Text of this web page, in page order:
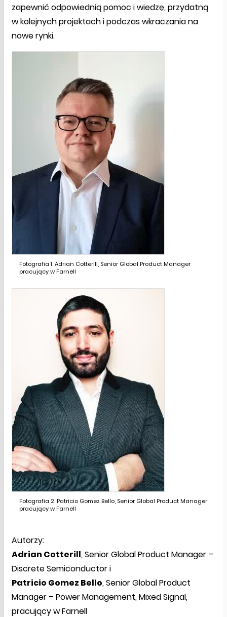
zapewnić odpowiednią pomoc i wiedzę, przydatną
w kolejnych projektach i podczas wkraczania na
nowe rynki.
Fotografia 1. Adrian Cotterill, Senior Global Product Manager
pracujący w Farnell
Fotografia 2. Patricio Gomez Bello, Senior Global Product Manager
pracujący w Farnell
Autorzy:
Adrian Cotterill, Senior Global Product Manager –
Discrete Semiconductor i
Patricio Gomez Bello, Senior Global Product
Manager – Power Management, Mixed Signal,
pracujący w Farnell